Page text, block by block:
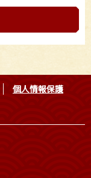
個人情報保護